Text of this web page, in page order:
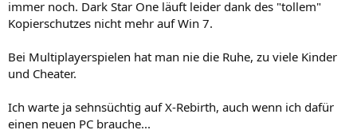
immer noch. Dark Star One läuft leider dank des "tollem"
Kopierschutzes nicht mehr auf Win 7.
Bei Multiplayerspielen hat man nie die Ruhe, zu viele Kinder
und Cheater.
Ich warte ja sehnsüchtig auf X-Rebirth, auch wenn ich dafür
einen neuen PC brauche...